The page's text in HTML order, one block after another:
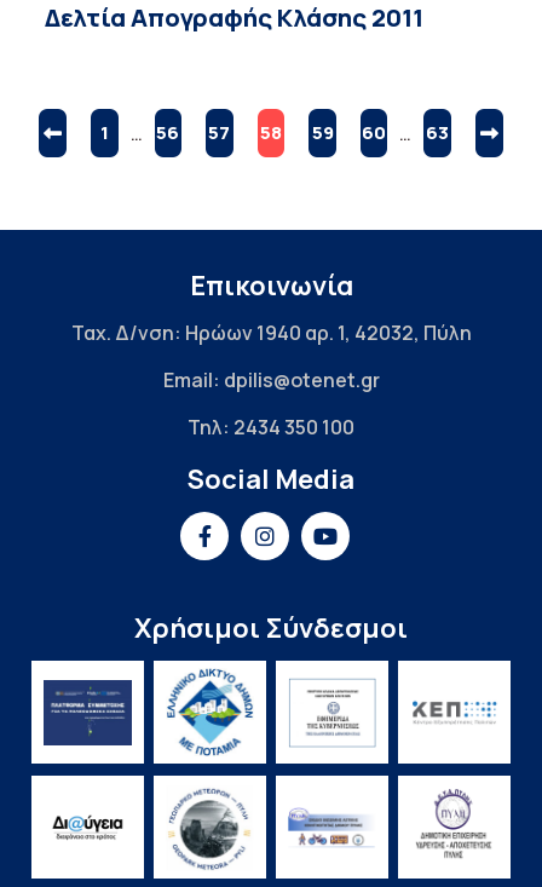
Δελτία Απογραφής Κλάσης 2011
1 … 56 57 58 59 60 … 63
Επικοινωνία
Ταχ. Δ/νση: Ηρώων 1940 αρ. 1, 42032, Πύλη
Email: dpilis@otenet.gr
Τηλ: 2434 350 100
Social Media
Χρήσιμοι Σύνδεσμοι